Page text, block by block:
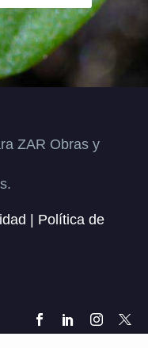
ZAR Obras y
Política de